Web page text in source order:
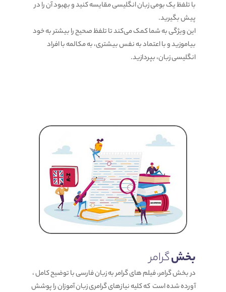
با تلفظ یک بومی زبان انگلیسی مقایسه کنید و بهبود آن را در
پیش بگیرید.
این ویژگی به شما کمک می‌کند تا تلفظ صحیح را بیشتر به خود
بیاموزید و با اعتماد به نفس بیشتری، به مکالمه با افراد
انگلیسی زبان، بپردازید.
بخشگرامر
در بخش گرامر، فیلم های گرامر به زبان فارسی با توضیح کامل ،
آورده شده است که کلیه نیازهای گرامری زبان آموزان را پوشش